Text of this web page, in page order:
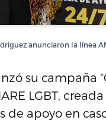
anunciaron la línea
su campaña
LGBT,
de apoyo en